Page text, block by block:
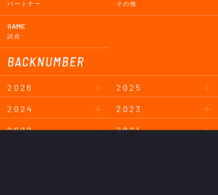
パートナー その他
GAME
試合
BACKNUMBER
2026
2025
2024
2023
2022
2021